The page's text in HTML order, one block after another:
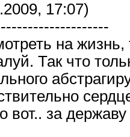
17:07)
на
Так что
вот.. за